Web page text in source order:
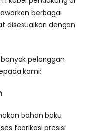
berbagai
disesuaikan dengan
pelanggan
kami:
bahan baku
fabrikasi presisi